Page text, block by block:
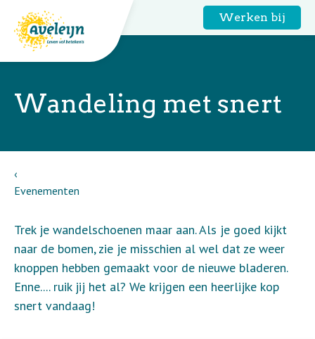
Werken bij
Wandeling met snert
Evenementen
Trek je wandelschoenen maar aan. Als je goed kijkt
naar de bomen, zie je misschien al wel dat ze weer
knoppen hebben gemaakt voor de nieuwe bladeren.
Enne.... ruik jij het al? We krijgen een heerlijke kop
snert vandaag!